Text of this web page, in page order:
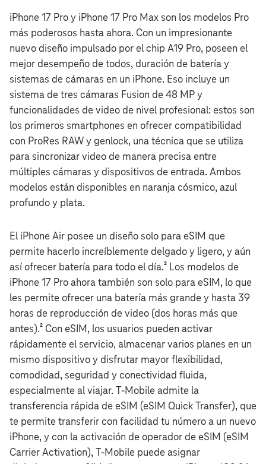
iPhone 17 Pro y iPhone 17 Pro Max son los modelos Pro
más poderosos hasta ahora. Con un impresionante
nuevo diseño impulsado por el chip A19 Pro, poseen el
mejor desempeño de todos, duración de batería y
sistemas de cámaras en un iPhone. Eso incluye un
sistema de tres cámaras Fusion de 48 MP y
funcionalidades de video de nivel profesional: estos son
los primeros smartphones en ofrecer compatibilidad
con ProRes RAW y genlock, una técnica que se utiliza
para sincronizar video de manera precisa entre
múltiples cámaras y dispositivos de entrada. Ambos
modelos están disponibles en naranja cósmico, azul
profundo y plata.
El iPhone Air posee un diseño solo para eSIM que
permite hacerlo increíblemente delgado y ligero, y aún
así ofrecer batería para todo el día.² Los modelos de
iPhone 17 Pro ahora también son solo para eSIM, lo que
les permite ofrecer una batería más grande y hasta 39
horas de reproducción de video (dos horas más que
antes).² Con eSIM, los usuarios pueden activar
rápidamente el servicio, almacenar varios planes en un
mismo dispositivo y disfrutar mayor flexibilidad,
comodidad, seguridad y conectividad fluida,
especialmente al viajar. T‑Mobile admite la
transferencia rápida de eSIM (eSIM Quick Transfer), que
te permite transferir con facilidad tu número a un nuevo
iPhone, y con la activación de operador de eSIM (eSIM
Carrier Activation), T‑Mobile puede asignar